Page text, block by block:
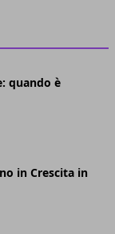
quando è
in Crescita in